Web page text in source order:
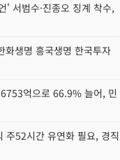
' 서범수·진종오 징계 착수,
화생명 흥국생명 한국투자
억으로 66.9% 늘어, 민
주52시간 유연화 필요, 경직